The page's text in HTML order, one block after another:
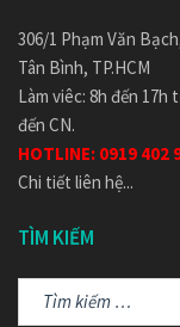
306/1 Phạm Văn
Tân Bình, TP.HCM
Làm viêc: 8h đến 17h
đến CN.
HOTLINE: 0919 402
Chi tiết liên hệ...
TÌM KIẾM
Tìm